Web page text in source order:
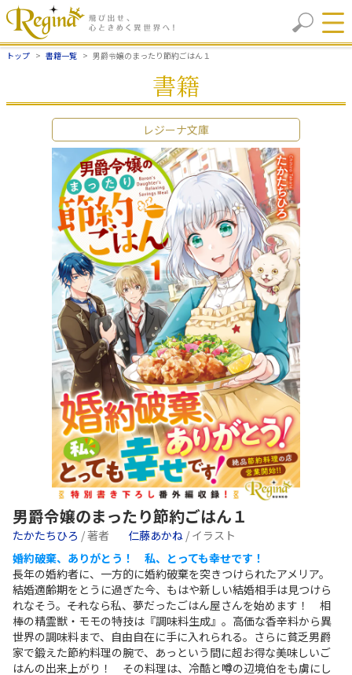
トップ 書籍一覧 男爵令嬢のまったり節約ごはん１
書籍
レジーナ文庫
男爵令嬢のまったり節約ごはん１
たかたちひろ / 著者 仁藤あかね / イラスト
婚約破棄、ありがとう！ 私、とっても幸せです！
長年の婚約者に、一方的に婚約破棄を突きつけられたアメリア。
結婚適齢期をとうに過ぎた今、もはや新しい結婚相手は見つけら
れなそう。――それなら私、夢だったごはん屋さんを始めます！ 相
棒の精霊獣・モモの特技は『調味料生成』。高価な香辛料から異
世界の調味料まで、自由自在に手に入れられる。さらに貧乏男爵
家で鍛えた節約料理の腕で、あっという間に超お得な美味しいご
はんの出来上がり！ その料理は、冷酷と噂の辺境伯をも虜にし